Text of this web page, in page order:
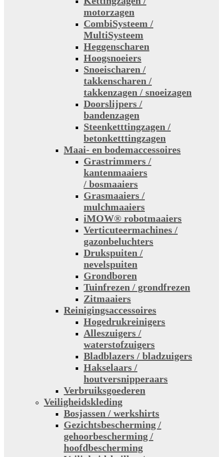
motorzagen
CombiSysteem /
MultiSysteem
Heggenscharen
Hoogsnoeiers
Snoeischaren /
takkenscharen /
takkenzagen / snoeizagen
Doorslijpers /
bandenzagen
Steenketttingzagen /
betonketttingzagen
Maai- en bodemaccessoires
Grastrimmers /
kantenmaaiers
/ bosmaaiers
Grasmaaiers /
mulchmaaiers
iMOW® robotmaaiers
Verticuteermachines /
gazonbeluchters
Drukspuiten /
nevelspuiten
Grondboren
Tuinfrezen / grondfrezen
Zitmaaiers
Reinigingsaccessoires
Hogedrukreinigers
Alleszuigers /
waterstofzuigers
Bladblazers / bladzuigers
Hakselaars /
houtversnipperaars
Verbruiksgoederen
Veiligheidskleding
Bosjassen / werkshirts
Gezichtsbescherming /
gehoorbescherming /
hoofdbescherming